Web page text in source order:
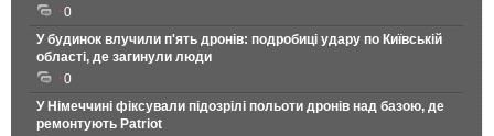
0
У будинок влучили п'ять дронів: подробиці удару по Київській
області, де загинули люди
0
У Німеччині фіксували підозрілі польоти дронів над базою, де
ремонтують Patriot